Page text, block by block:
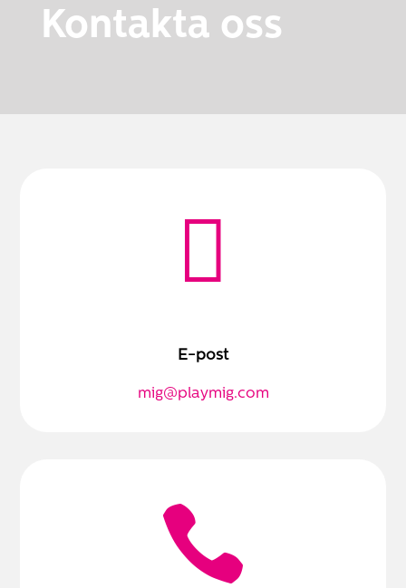
Kontakta oss

E-post
mig@playmig.com
